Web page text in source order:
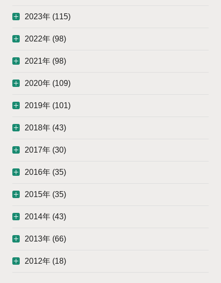
2023年 (115)
2022年 (98)
2021年 (98)
2020年 (109)
2019年 (101)
2018年 (43)
2017年 (30)
2016年 (35)
2015年 (35)
2014年 (43)
2013年 (66)
2012年 (18)